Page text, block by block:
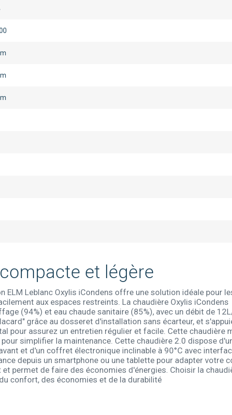
et légère
ELM Leblanc Oxylis iCondens offre une solution idéale pour
aux espaces restreints. La chaudière Oxylis iCondens
(94%) et eau chaude sanitaire (85%), avec un débit de
grâce au dosseret d'installation sans écarteur, et
pour assurez un entretien régulier et facile. Cette chaudière
simplifier la maintenance. Cette chaudière 2.0 dispose
et d'un coffret électronique inclinable à 90°C avec
depuis un smartphone ou une tablette pour adapter votre
permet de faire des économies d'énergies. Choisir la
confort, des économies et de la durabilité